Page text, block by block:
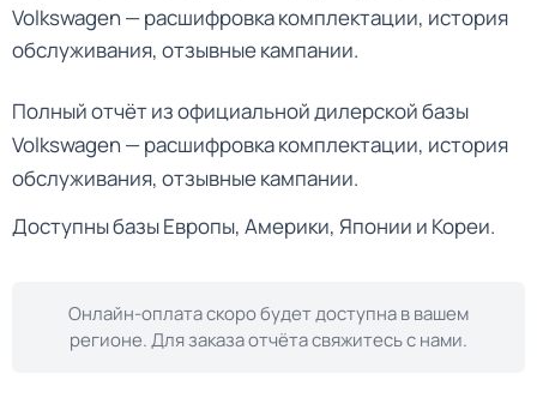
Volkswagen — расшифровка комплектации, история
обслуживания, отзывные кампании.
Полный отчёт из официальной дилерской базы
Volkswagen — расшифровка комплектации, история
обслуживания, отзывные кампании.
Доступны базы Европы, Америки, Японии и Кореи.
Онлайн-оплата скоро будет доступна в вашем
регионе. Для заказа отчёта свяжитесь с нами.